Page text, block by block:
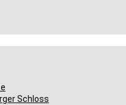
Schloss